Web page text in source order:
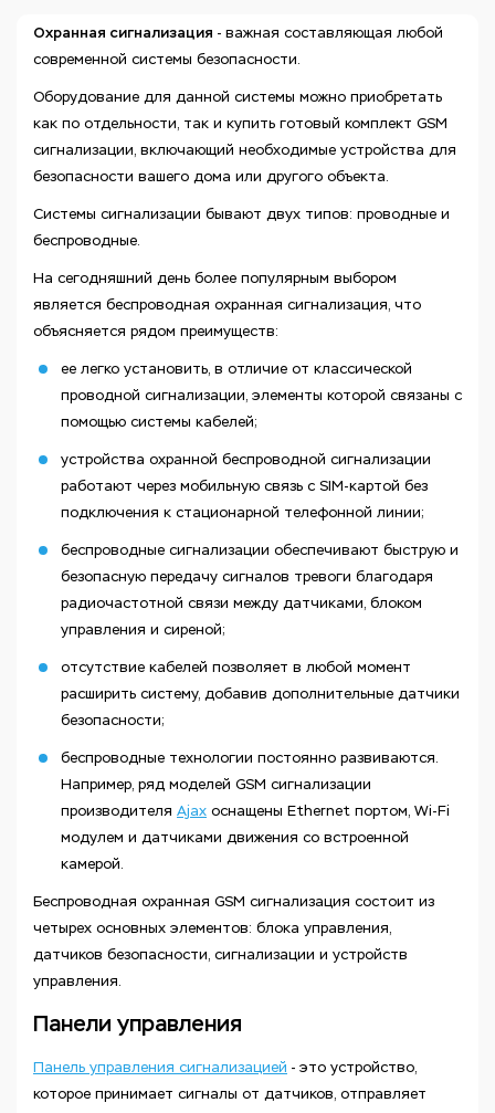
Охранная сигнализация - важная составляющая любой
современной системы безопасности.
Оборудование для данной системы можно приобретать
как по отдельности, так и купить готовый комплект GSM
сигнализации, включающий необходимые устройства для
безопасности вашего дома или другого объекта.
Системы сигнализации бывают двух типов: проводные и
беспроводные.
На сегодняшний день более популярным выбором
является беспроводная охранная сигнализация, что
объясняется рядом преимуществ:
ее легко установить, в отличие от классической
проводной сигнализации, элементы которой связаны с
помощью системы кабелей;
устройства охранной беспроводной сигнализации
работают через мобильную связь с SIM-картой без
подключения к стационарной телефонной линии;
беспроводные сигнализации обеспечивают быструю и
безопасную передачу сигналов тревоги благодаря
радиочастотной связи между датчиками, блоком
управления и сиреной;
отсутствие кабелей позволяет в любой момент
расширить систему, добавив дополнительные датчики
безопасности;
беспроводные технологии постоянно развиваются.
Например, ряд моделей GSM сигнализации
производителя Ajax оснащены Ethernet портом, Wi-Fi
модулем и датчиками движения со встроенной
камерой.
Беспроводная охранная GSM сигнализация состоит из
четырех основных элементов: блока управления,
датчиков безопасности, сигнализации и устройств
управления.
Панели управления
Панель управления сигнализацией - это устройство,
которое принимает сигналы от датчиков, отправляет